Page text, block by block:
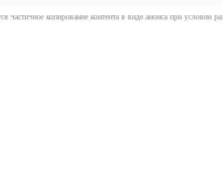
частичное копирование контента в виде анонса при условии